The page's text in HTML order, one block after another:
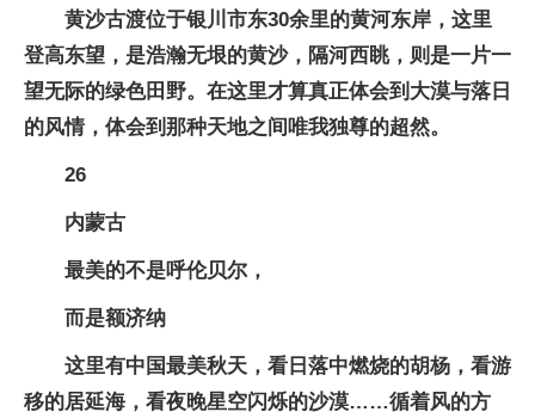
黄沙古渡位于银川市东30余里的黄河东岸，这里
登高东望，是浩瀚无垠的黄沙，隔河西眺，则是一片一
望无际的绿色田野。在这里才算真正体会到大漠与落日
的风情，体会到那种天地之间唯我独尊的超然。
26
内蒙古
最美的不是呼伦贝尔，
而是额济纳
这里有中国最美秋天，看日落中燃烧的胡杨，看游
移的居延海，看夜晚星空闪烁的沙漠……循着风的方